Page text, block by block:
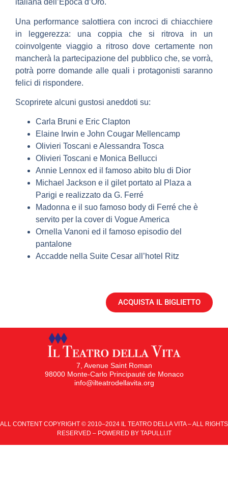
italiana dell’Epoca d’Oro.
Una performance salottiera con incroci di chiacchiere
in leggerezza: una coppia che si ritrova in un
coinvolgente viaggio a ritroso dove certamente non
mancherà la partecipazione del pubblico che, se vorrà,
potrà porre domande alle quali i protagonisti saranno
felici di rispondere.
Scoprirete alcuni gustosi aneddoti su:
Carla Bruni e Eric Clapton
Elaine Irwin e John Cougar Mellencamp
Olivieri Toscani e Alessandra Tosca
Olivieri Toscani e Monica Bellucci
Annie Lennox ed il famoso abito blu di Dior
Michael Jackson e il gilet portato al Plaza a
Parigi e realizzato da G. Ferré
Madonna e il suo famoso body di Ferré che è
servito per la cover di Vogue America
Ornella Vanoni ed il famoso episodio del
pantalone
Accadde nella Suite Cesar all’hotel Ritz
ACQUISTA IL BIGLIETTO
7, Avenue Saint Roman
98000 Monte-Carlo Principauté de Monaco
info@ilteatrodellavita.org
ALL CONTENT COPYRIGHT © 2010–2024 IL TEATRO DELLA VITA – ALL RIGHTS
RESERVED – POWERED BY TAPULLI.IT